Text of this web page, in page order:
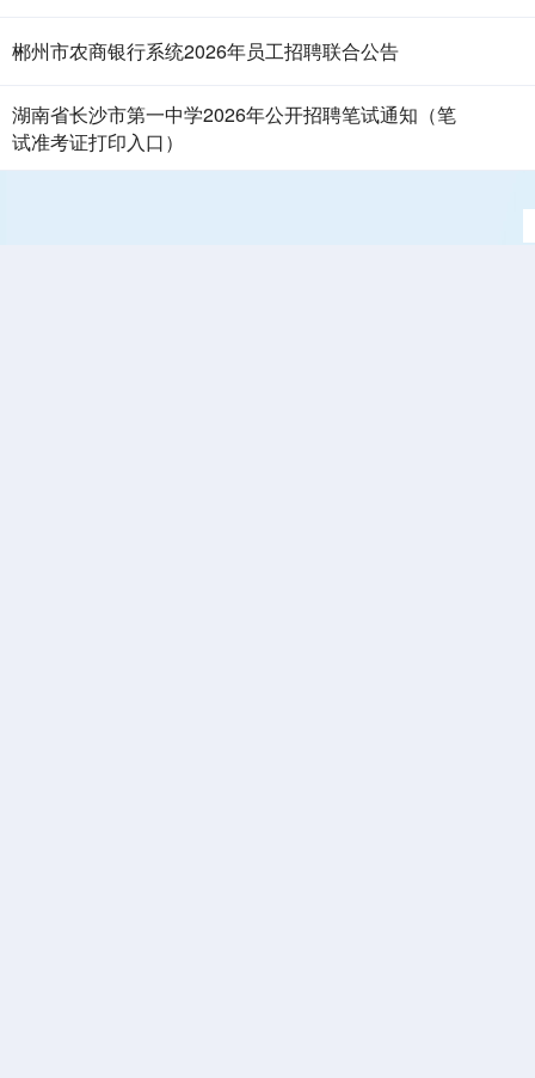
郴州市农商银行系统2026年员工招聘联合公告
湖南省长沙市第一中学2026年公开招聘笔试通知（笔
试准考证打印入口）